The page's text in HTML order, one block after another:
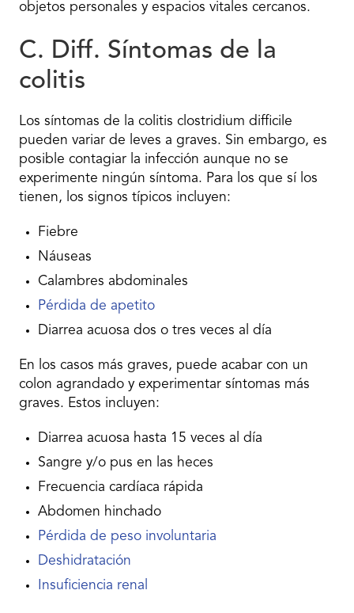
objetos personales y espacios vitales cercanos.
C. Diff. Síntomas de la
colitis
Los síntomas de la colitis clostridium difficile
pueden variar de leves a graves. Sin embargo, es
posible contagiar la infección aunque no se
experimente ningún síntoma. Para los que sí los
tienen, los signos típicos incluyen:
Fiebre
Náuseas
Calambres abdominales
Pérdida de apetito
Diarrea acuosa dos o tres veces al día
En los casos más graves, puede acabar con un
colon agrandado y experimentar síntomas más
graves. Estos incluyen:
Diarrea acuosa hasta 15 veces al día
Sangre y/o pus en las heces
Frecuencia cardíaca rápida
Abdomen hinchado
Pérdida de peso involuntaria
Deshidratación
Insuficiencia renal